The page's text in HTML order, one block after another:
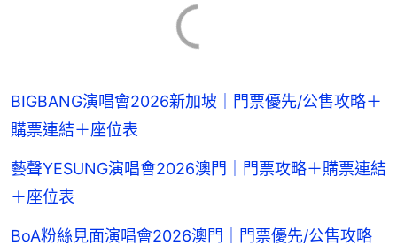
BIGBANG演唱會2026新加坡｜門票優先/公售攻略＋
購票連結＋座位表
藝聲YESUNG演唱會2026澳門｜門票攻略＋購票連結
＋座位表
BoA粉絲見面演唱會2026澳門｜門票優先/公售攻略